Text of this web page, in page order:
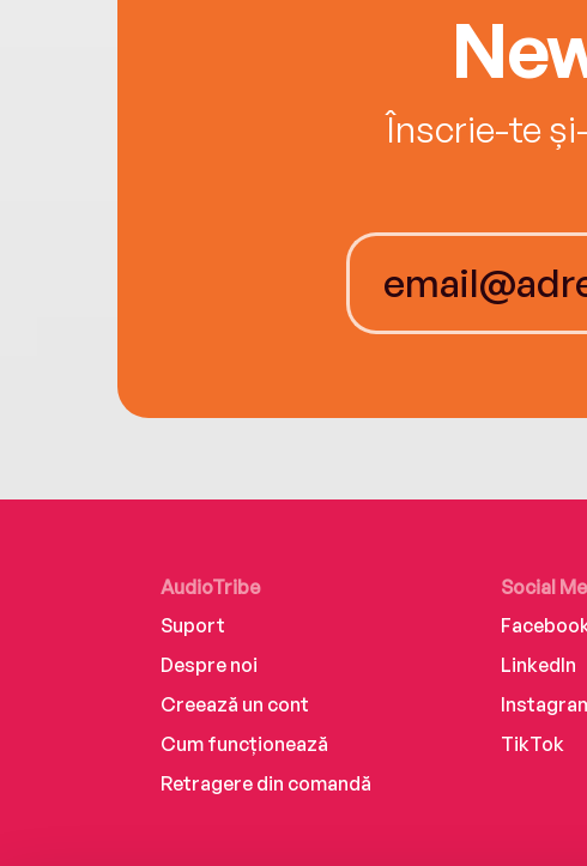
Înscrie-te
AudioTribe
Suport
Despre noi
Creează un cont
Cum funcționează
Retragere din comandă
Social
LinkedIn
TikTok